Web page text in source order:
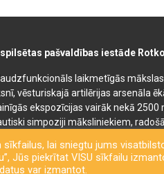
pašvaldības iestāde
laikmetīgās
vēsturiskajā artilērijas arsenāla
ekspozīcijas vairāk nekā
simpoziji māksliniekiem,
telpas. Rotko muzeja telpās
muzejam 2022. gadā tika
lai sniegtu jums
Jūs piekrītat VISU sīkfailu
var izmantot.